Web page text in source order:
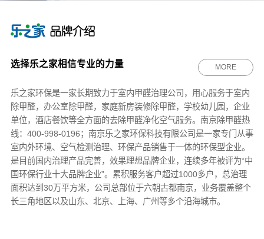
选择乐之家相信专业的力量 MORE
乐之家环保是一家长期致力于室内甲醛治理公司，用心服务于室内
除甲醛，办公室除甲醛，家庭新房装修除甲醛，学校幼儿园，企业
单位，酒店餐饮等全方面的去除甲醛净化空气服务。南京除甲醛热
线：400-998-0196；南京乐之家环保科技有限公司是一家专门从事
室内外环境、空气检测治理、环保产品销售于一体的环保型企业。
是目前国内治理产品完善，效果理想品牌企业，连续多年被评为“中
国环保行业十大品牌企业”。累积服务客户超过1000多户，总治理
面积达到30万平方米，公司总部位于六朝古都南京，业务覆盖整个
长三角地区以及山东、北京、上海、广州等多个沿海城市。